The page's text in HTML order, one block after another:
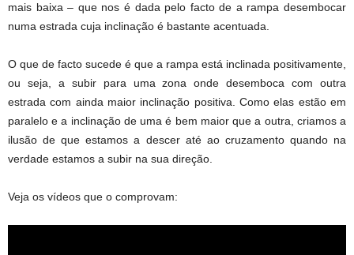
mais baixa – que nos é dada pelo facto de a rampa desembocar
numa estrada cuja inclinação é bastante acentuada.
O que de facto sucede é que a rampa está inclinada positivamente,
ou seja, a subir para uma zona onde desemboca com outra
estrada com ainda maior inclinação positiva. Como elas estão em
paralelo e a inclinação de uma é bem maior que a outra, criamos a
ilusão de que estamos a descer até ao cruzamento quando na
verdade estamos a subir na sua direção.
Veja os vídeos que o comprovam: